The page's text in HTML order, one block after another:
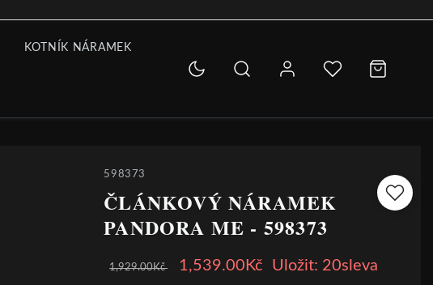
KOTNÍK NÁRAMEK
598373
ČLÁNKOVÝ NÁRAMEK
PANDORA ME - 598373
1,929.00Kč 1,539.00Kč Uložit: 20sleva